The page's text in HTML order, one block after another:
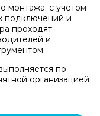
монтажа: с учетом
подключений и
проходят
и
по
организацией